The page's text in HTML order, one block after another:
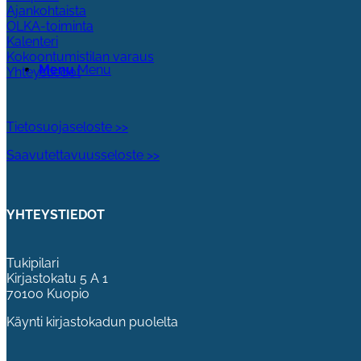
Menu Menu
Ajankohtaista
OLKA-toiminta
Kalenteri
Kokoontumistilan varaus
Yhteystiedot
Tietosuojaseloste >>
Saavutettavuusseloste >>
YHTEYSTIEDOT
Tukipilari
Kirjastokatu 5 A 1
70100 Kuopio
Käynti kirjastokadun puolelta